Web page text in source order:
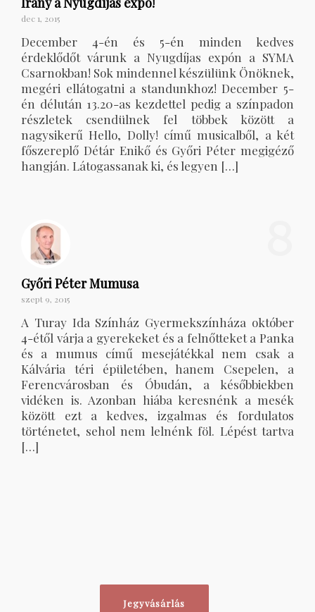
dec 1, 2015
December 4-én és 5-én minden kedves
érdeklődőt várunk a Nyugdíjas expón a SYMA
Csarnokban! Sok mindennel készülünk Önöknek,
megéri ellátogatni a standunkhoz! December 5-
én délután 13.20-as kezdettel pedig a színpadon
részletek csendülnek fel többek között a
nagysikerű Hello, Dolly! című musicalből, a két
főszereplő Détár Enikő és Győri Péter megigéző
hangján. Látogassanak ki, és legyen […]
Győri Péter Mumusa
szept 9, 2015
A Turay Ida Színház Gyermekszínháza október
4-étől várja a gyerekeket és a felnőtteket a Panka
és a mumus című mesejátékkal nem csak a
Kálvária téri épületében, hanem Csepelen, a
Ferencvárosban és Óbudán, a későbbiekben
vidéken is. Azonban hiába keresnénk a mesék
között ezt a kedves, izgalmas és fordulatos
történetet, sehol nem lelnénk föl. Lépést tartva
[…]
Jegyvásárlás